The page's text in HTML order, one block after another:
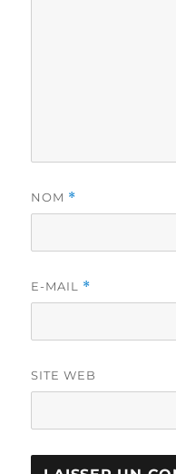
NOM *
E-MAIL *
SITE WEB